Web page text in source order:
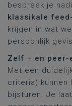
bespreek je
klassikale
krijgen in wat
persoonlijk
Zelf – en peer-
Met een
criteria) kunnen
bijsturen. Je